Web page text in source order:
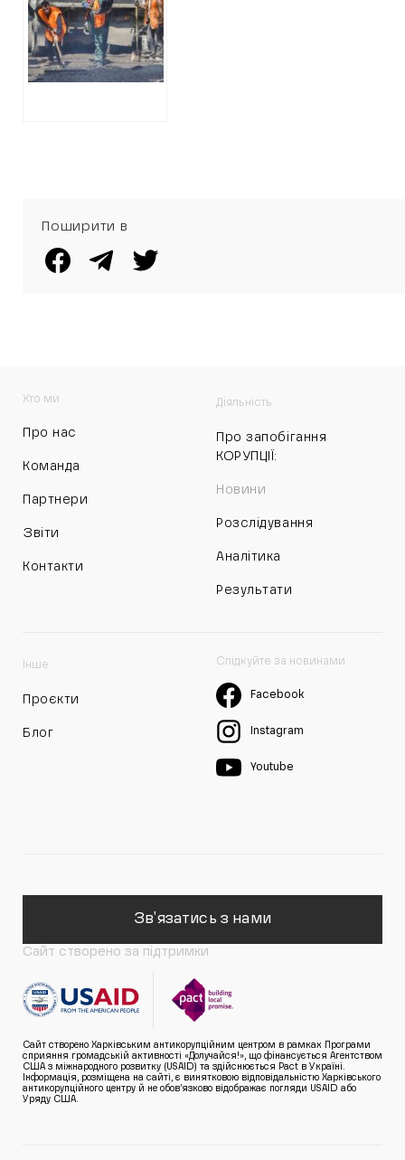
планують
придбати
асфальт на 341
мільйон у фірми,
яку оточення
Поширити в
Хто ми
Про нас
Команда
Партнери
Звіти
Контакти
Діяльність
Про запобігання
КОРУПЦІЇ:
Новини
Розслідування
Аналітика
Результати
Інше
Проєкти
Блог
Слідкуйте за новинами
Facebook
Instagram
Youtube
Зв'язатись з нами
Сайт створено за підтримки
Сайт створено Харківським антикорупційним центром в рамках Програми
сприяння громадській активності «Долучайся!», що фінансується Агентством
США з міжнародного розвитку (USAID) та здійснюється Pact в Україні.
Інформація, розміщена на сайті, є винятковою відповідальністю Харківського
антикорупційного центру й не обов’язково відображає погляди USAID або
Уряду США.